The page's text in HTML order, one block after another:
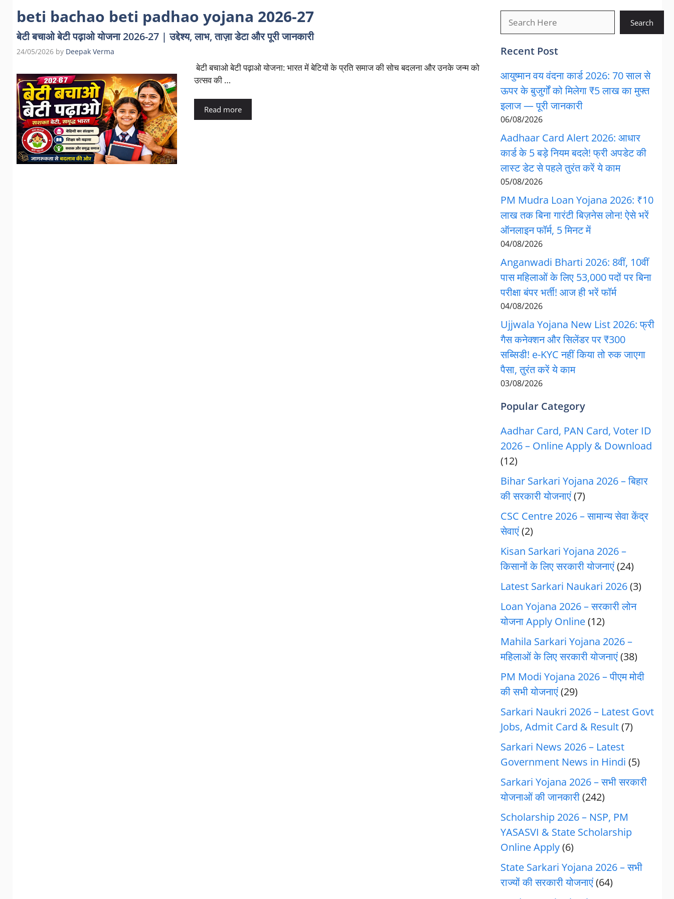
beti bachao beti padhao yojana 2026-27
बेटी बचाओ बेटी पढ़ाओ योजना 2026-27 | उद्देश्य, लाभ, ताज़ा डेटा और पूरी जानकारी
24/05/2026 by Deepak Verma
बेटी बचाओ बेटी पढ़ाओ योजना: भारत में बेटियों के प्रति समाज की सोच बदलना और उनके जन्म को
उत्सव की …
Read more
Search
Recent Post
आयुष्मान वय वंदना कार्ड 2026: 70 साल से
ऊपर के बुजुर्गों को मिलेगा ₹5 लाख का मुफ्त
इलाज — पूरी जानकारी
06/08/2026
Aadhaar Card Alert 2026: आधार
कार्ड के 5 बड़े नियम बदले! फ्री अपडेट की
लास्ट डेट से पहले तुरंत करें ये काम
05/08/2026
PM Mudra Loan Yojana 2026: ₹10
लाख तक बिना गारंटी बिज़नेस लोन! ऐसे भरें
ऑनलाइन फॉर्म, 5 मिनट में
04/08/2026
Anganwadi Bharti 2026: 8वीं, 10वीं
पास महिलाओं के लिए 53,000 पदों पर बिना
परीक्षा बंपर भर्ती! आज ही भरें फॉर्म
04/08/2026
Ujjwala Yojana New List 2026: फ्री
गैस कनेक्शन और सिलेंडर पर ₹300
सब्सिडी! e-KYC नहीं किया तो रुक जाएगा
पैसा, तुरंत करें ये काम
03/08/2026
Popular Category
Aadhar Card, PAN Card, Voter ID
2026 – Online Apply & Download
(12)
Bihar Sarkari Yojana 2026 – बिहार
की सरकारी योजनाएं(7)
CSC Centre 2026 – सामान्य सेवा केंद्र
सेवाएं(2)
Kisan Sarkari Yojana 2026 –
किसानों के लिए सरकारी योजनाएं(24)
Latest Sarkari Naukari 2026(3)
Loan Yojana 2026 – सरकारी लोन
योजना Apply Online(12)
Mahila Sarkari Yojana 2026 –
महिलाओं के लिए सरकारी योजनाएं(38)
PM Modi Yojana 2026 – पीएम मोदी
की सभी योजनाएं(29)
Sarkari Naukri 2026 – Latest Govt
Jobs, Admit Card & Result(7)
Sarkari News 2026 – Latest
Government News in Hindi (5)
Sarkari Yojana 2026 – सभी सरकारी
योजनाओं की जानकारी(242)
Scholarship 2026 – NSP, PM
YASASVI & State Scholarship
Online Apply(6)
State Sarkari Yojana 2026 – सभी
राज्यों की सरकारी योजनाएं(64)